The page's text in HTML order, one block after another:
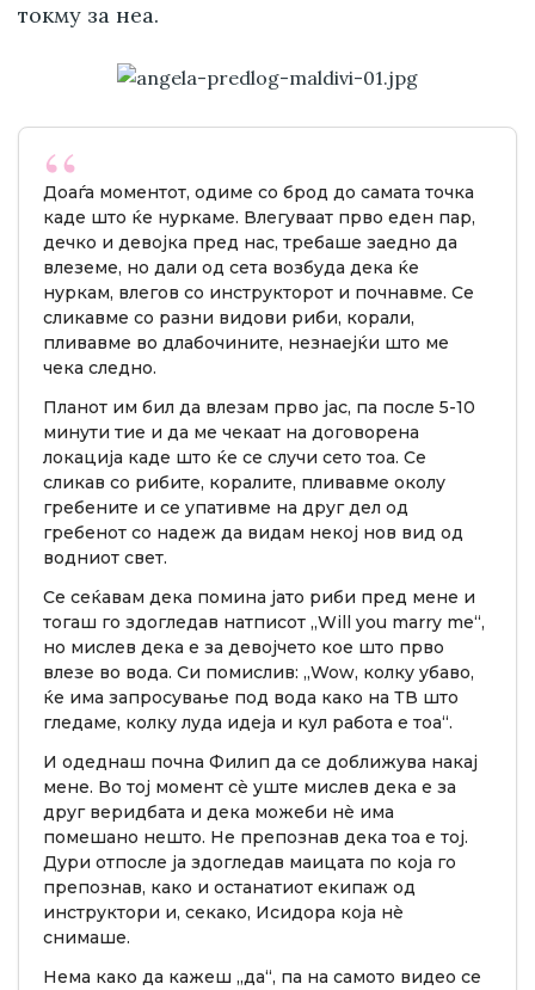
токму за неа.
Доаѓа моментот, одиме со брод до самата точка
каде што ќе нуркаме. Влегуваат прво еден пар,
дечко и девојка пред нас, требаше заедно да
влеземе, но дали од сета возбуда дека ќе
нуркам, влегов со инструкторот и почнавме. Се
сликавме со разни видови риби, корали,
пливавме во длабочините, незнаејќи што ме
чека следно.
Планот им бил да влезам прво јас, па после 5-10
минути тие и да ме чекаат на договорена
локација каде што ќе се случи сето тоа. Се
сликав со рибите, коралите, пливавме околу
гребените и се упативме на друг дел од
гребенот со надеж да видам некој нов вид од
водниот свет.
Се сеќавам дека помина јато риби пред мене и
тогаш го здогледав натписот „Will you marry me“,
но мислев дека е за девојчето кое што прво
влезе во вода. Си помислив: „Wow, колку убаво,
ќе има запросување под вода како на ТВ што
гледаме, колку луда идеја и кул работа е тоа“.
И одеднаш почна Филип да се доближува накај
мене. Во тој момент сè уште мислев дека е за
друг веридбата и дека можеби нè има
помешано нешто. Не препознав дека тоа е тој.
Дури отпосле ја здогледав маицата по која го
препознав, како и останатиот екипаж од
инструктори и, секако, Исидора која нè
снимаше.
Нема како да кажеш „да“, па на самото видео се